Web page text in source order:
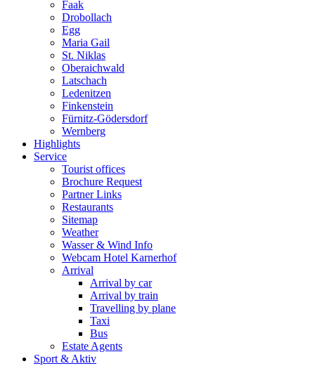
Faak
Drobollach
Egg
Maria Gail
St. Niklas
Oberaichwald
Latschach
Ledenitzen
Finkenstein
Fürnitz-Gödersdorf
Wernberg
Highlights
Service
Tourist offices
Brochure Request
Partner Links
Restaurants
Sitemap
Weather
Wasser & Wind Info
Webcam Hotel Karnerhof
Arrival
Arrival by car
Arrival by train
Travelling by plane
Taxi
Bus
Estate Agents
Sport & Aktiv